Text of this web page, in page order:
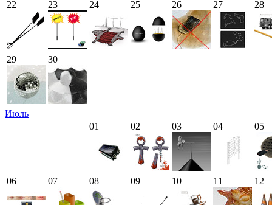
22 23 24 25 26 27 28
29 30
Июль
01
02 03 04 05
06 07 08 09 10 11 12